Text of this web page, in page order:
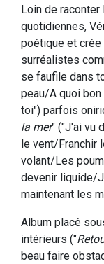
Loin de
quotidiennes,
poétique et
surréalistes
se faufile dans
peau/A quoi
toi") parfois
la mer" ("J'ai vu
le vent/Franchir
volant/Les
devenir liquide/
maintenant les
Album placé
intérieurs ("
beau faire